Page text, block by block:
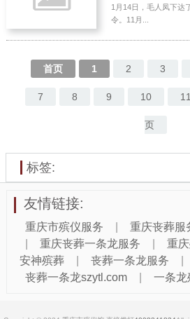
1月14日，毛人凤下达
令。11月...
首页 1 2 3
7 8 9 10 11
页
标签:
友情链接:
重庆市殡仪服务 重庆丧葬服
重庆丧葬一条龙服务 重
安神殡葬
丧葬一条龙服务
丧葬一条龙szytl.com
一条龙